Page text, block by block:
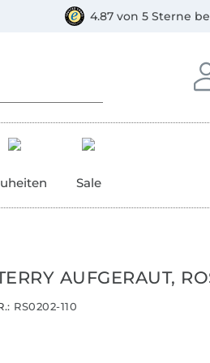
4.87 von 5 Sterne
In
Sale
AUFGERAUT,
RS0202-110